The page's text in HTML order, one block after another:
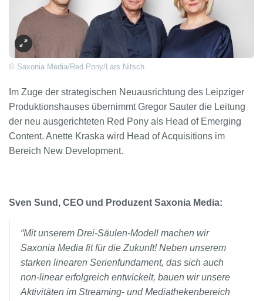
© Saxonia Media/Red Pony/Lars Nitsch
Im Zuge der strategischen Neuausrichtung des Leipziger
Produktionshauses übernimmt Gregor Sauter die Leitung
der neu ausgerichteten Red Pony als Head of Emerging
Content. Anette Kraska wird Head of Acquisitions im
Bereich New Development.
Sven Sund, CEO und Produzent Saxonia Media:
“Mit unserem Drei-Säulen-Modell machen wir
Saxonia Media fit für die Zukunft! Neben unserem
starken linearen Serienfundament, das sich auch
non-linear erfolgreich entwickelt, bauen wir unsere
Aktivitäten im Streaming- und Mediathekenbereich